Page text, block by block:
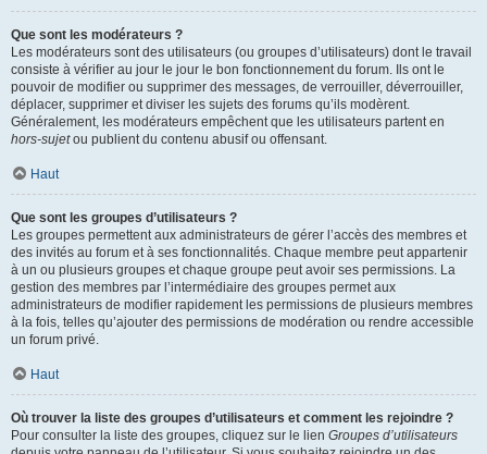
Que sont les modérateurs ?
Les modérateurs sont des utilisateurs (ou groupes d’utilisateurs) dont le travail
consiste à vérifier au jour le jour le bon fonctionnement du forum. Ils ont le
pouvoir de modifier ou supprimer des messages, de verrouiller, déverrouiller,
déplacer, supprimer et diviser les sujets des forums qu’ils modèrent.
Généralement, les modérateurs empêchent que les utilisateurs partent en
hors-sujetou publient du contenu abusif ou offensant.
Haut
Que sont les groupes d’utilisateurs ?
Les groupes permettent aux administrateurs de gérer l’accès des membres et
des invités au forum et à ses fonctionnalités. Chaque membre peut appartenir
à un ou plusieurs groupes et chaque groupe peut avoir ses permissions. La
gestion des membres par l’intermédiaire des groupes permet aux
administrateurs de modifier rapidement les permissions de plusieurs membres
à la fois, telles qu’ajouter des permissions de modération ou rendre accessible
un forum privé.
Haut
Où trouver la liste des groupes d’utilisateurs et comment les rejoindre ?
Pour consulter la liste des groupes, cliquez sur le lien Groupes d’utilisateurs